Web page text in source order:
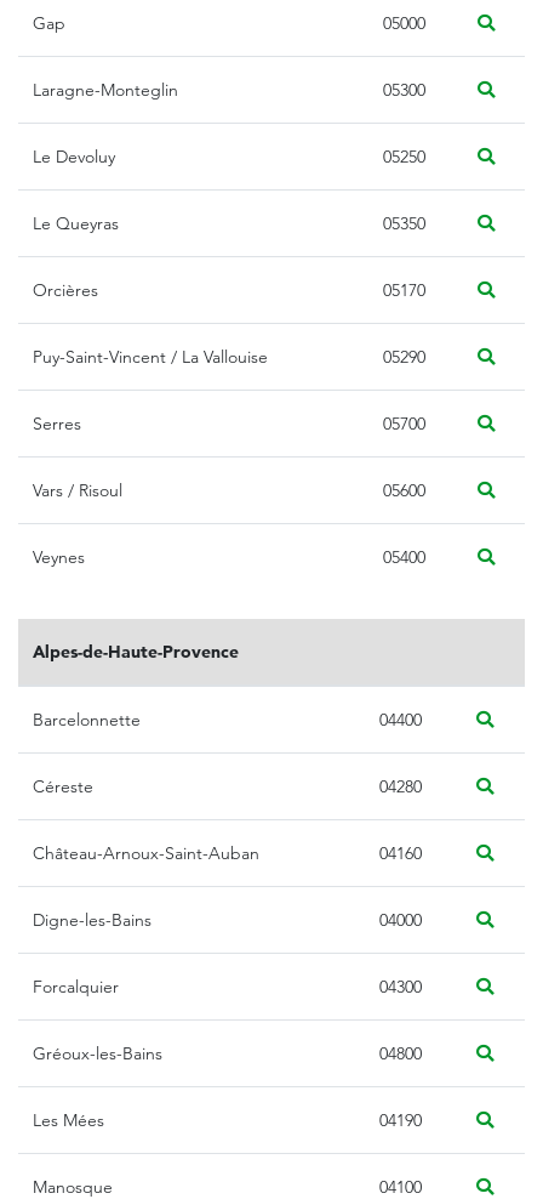
Gap 05000
Laragne-Monteglin 05300
Le Devoluy 05250
Le Queyras 05350
Orcières 05170
Puy-Saint-Vincent / La Vallouise 05290
Serres 05700
Vars / Risoul 05600
Veynes 05400
Alpes-de-Haute-Provence
Barcelonnette 04400
Céreste 04280
Château-Arnoux-Saint-Auban 04160
Digne-les-Bains 04000
Forcalquier 04300
Gréoux-les-Bains 04800
Les Mées 04190
Manosque 04100